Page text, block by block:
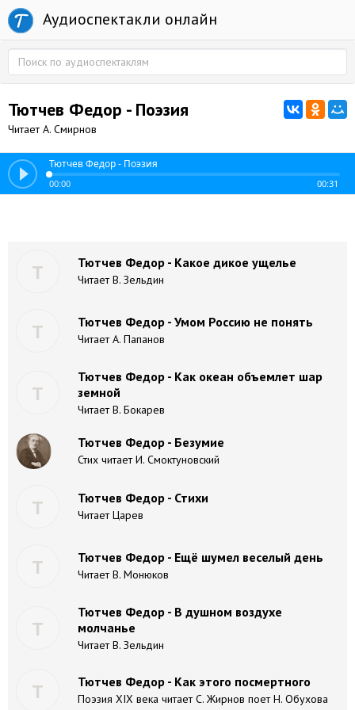
Аудиоспектакли онлайн
Тютчев Федор - Поэзия
Читает А. Смирнов
Тютчев Федор - Поэзия
00:00 00:31
Т Тютчев Федор - Какое дикое ущелье
Читает В. Зельдин
Т Тютчев Федор - Умом Россию не понять
Читает А. Папанов
Т
Тютчев Федор - Как океан объемлет шар
земной
Читает В. Бокарев
Тютчев Федор - Безумие
Стих читает И. Смоктуновский
Т Тютчев Федор - Стихи
Читает Царев
Т Тютчев Федор - Ещё шумел веселый день
Читает В. Монюков
Т
Тютчев Федор - В душном воздухе
молчанье
Читает В. Зельдин
Т Тютчев Федор - Как этого посмертного
Поэзия XIX века читает С. Жирнов поет Н. Обухова